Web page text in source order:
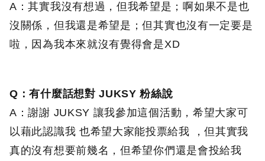
A：其實我沒有想過，但我希望是；啊如果不是也
沒關係，但我還是希望是；但其實也沒有一定要是
啦，因為我本來就沒有覺得會是XD
Q：有什麼話想對 JUKSY 粉絲說
A：謝謝 JUKSY 讓我參加這個活動，希望大家可
以藉此認識我 也希望大家能投票給我 ，但其實我
真的沒有想要前幾名，但希望你們還是會投給我